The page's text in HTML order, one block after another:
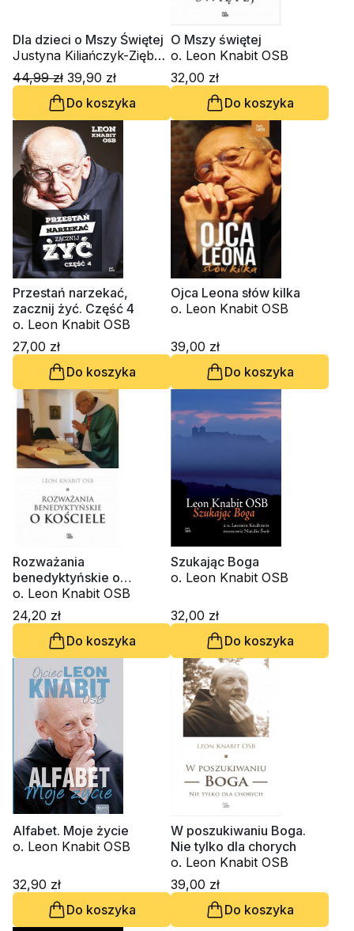
Dla dzieci o Mszy Świętej
Justyna Kiliańczyk-Zięba,
o. Leon Knabit OSB
44,99 zł 39,90 zł
Do koszyka
O Mszy świętej
o. Leon Knabit OSB
32,00 zł
Do koszyka
Przestań narzekać,
zacznij żyć. Część 4
o. Leon Knabit OSB
27,00 zł
Do koszyka
Ojca Leona słów kilka
o. Leon Knabit OSB
39,00 zł
Do koszyka
Rozważania
benedyktyńskie o
Kościele
o. Leon Knabit OSB
24,20 zł
Do koszyka
Szukając Boga
o. Leon Knabit OSB
32,00 zł
Do koszyka
Alfabet. Moje życie
o. Leon Knabit OSB
32,90 zł
Do koszyka
W poszukiwaniu Boga.
Nie tylko dla chorych
o. Leon Knabit OSB
39,00 zł
Do koszyka